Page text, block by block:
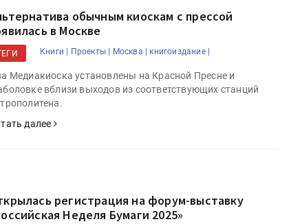
обычным киоскам с прессой
в Москве
Книги | Проекты | Москва | книгоиздание |
Медиакиоска установлены на Красной Пресне и
вблизи выходов из соответствующих станций
далее
регистрация на форум-выставку
Неделя Бумаги 2025»
полугодие 2026 года